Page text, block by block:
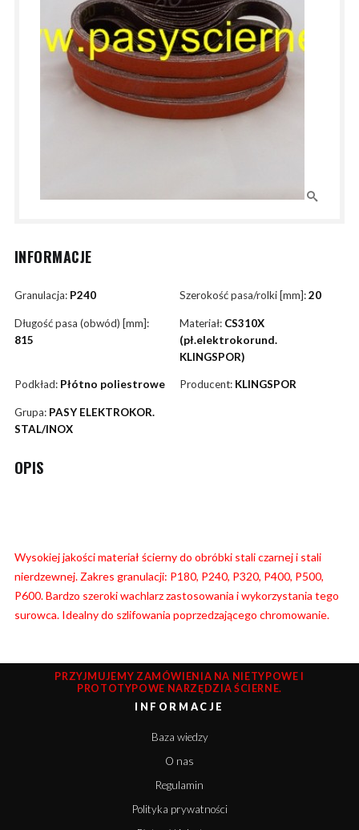
INFORMACJE
Granulacja: P240 Szerokość pasa/rolki [mm]:20
Długość pasa (obwód) [mm]:
815
Materiał: CS310X
(pł.elektrokorund.
KLINGSPOR)
Podkład: Płótno poliestrowe Producent: KLINGSPOR
Grupa: PASY ELEKTROKOR.
STAL/INOX
OPIS
Wysokiej jakości materiał ścierny do obróbki stali czarnej i stali
nierdzewnej. Zakres granulacji: P180, P240, P320, P400, P500,
P600. Bardzo szeroki wachlarz zastosowania i wykorzystania tego
surowca. Idealny do szlifowania poprzedzającego chromowanie.
PRZYJMUJEMY ZAMÓWIENIA NA NIETYPOWE I
PROTOTYPOWE NARZĘDZIA ŚCIERNE.
INFORMACJE
Baza wiedzy
O nas
Regulamin
Polityka prywatności